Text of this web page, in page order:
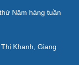
Năm hàng tuần
Khanh, Giang